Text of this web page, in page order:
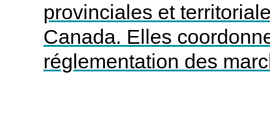
provinciales et
Canada. Elles
réglementation des